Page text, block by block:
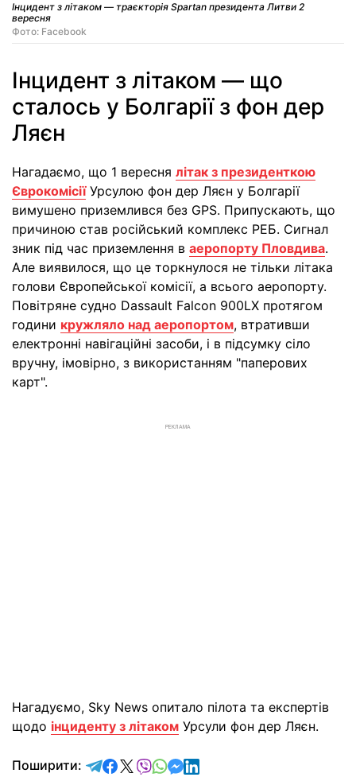
Інцидент з літаком — траєкторія Spartan президента Литви 2
вересня
Фото: Facebook
Інцидент з літаком — що
сталось у Болгарії з фон дер
Ляєн
Нагадаємо, що 1 вересня літак з президенткою
ЄврокомісіїУрсулою фон дер Ляєн у Болгарії
вимушено приземлився без GPS. Припускають, що
причиною став російський комплекс РЕБ. Сигнал
зник під час приземлення в аеропорту Пловдива.
Але виявилося, що це торкнулося не тільки літака
голови Європейської комісії, а всього аеропорту.
Повітряне судно Dassault Falcon 900LX протягом
години кружляло над аеропортом, втративши
електронні навігаційні засоби, і в підсумку сіло
вручну, імовірно, з використанням "паперових
карт".
РЕКЛАМА
Нагадуємо, Sky News опитало пілота та експертів
щодо інциденту з літаком Урсули фон дер Ляєн.
Поширити: відправити у Telegram
поділитись у Facebook
поділитись у X
відправити у Viber
відправити у Whatsapp
відправити у Messenger
відправити у LinkedIn